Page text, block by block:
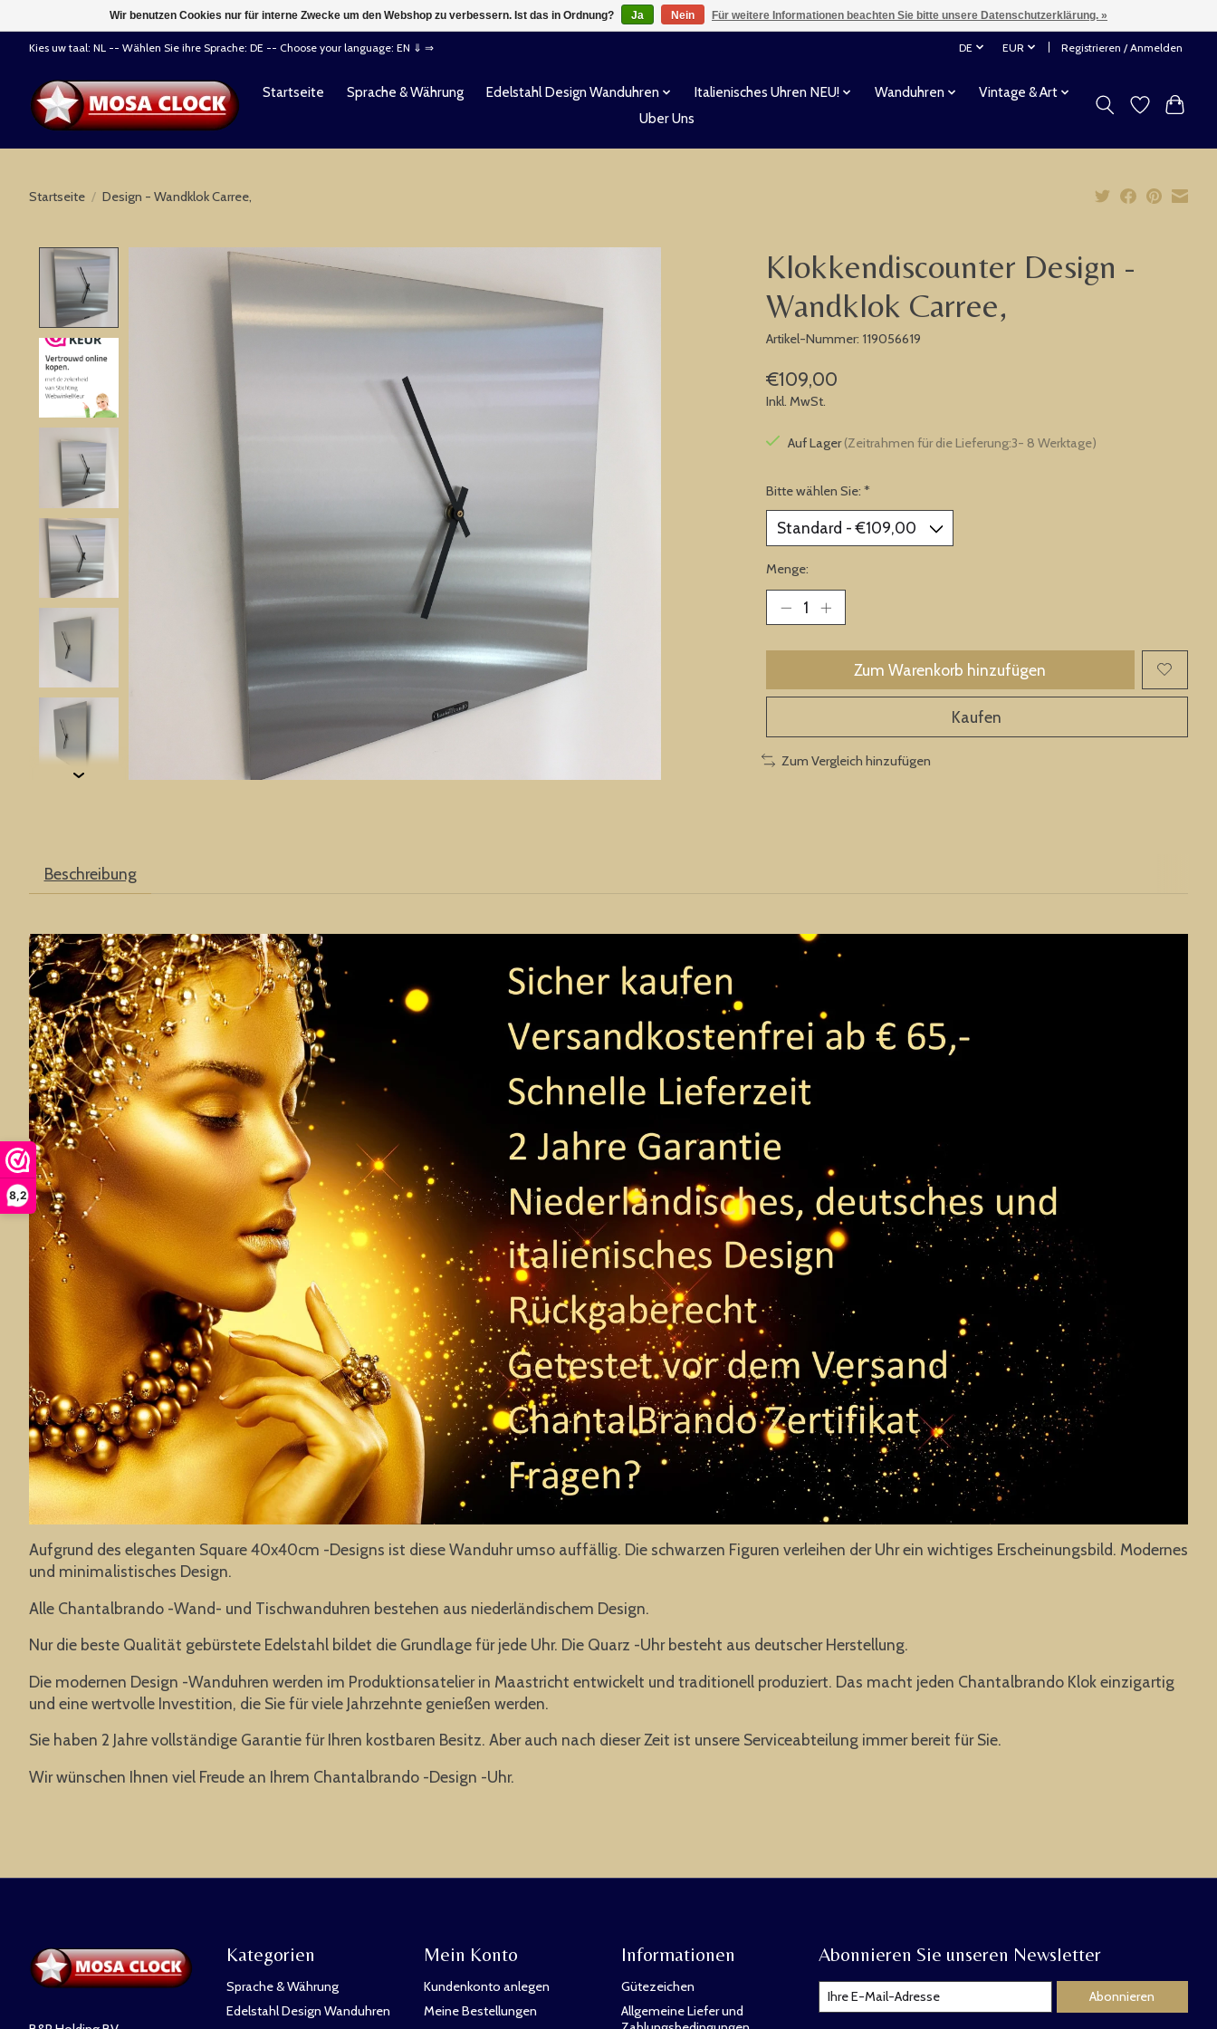
8,2
Kies uw taal: NL -- Wählen Sie ihre Sprache: DE -- Choose your language: EN ⇓ ⇒ DE EUR Registrieren / Anmelden
Startseite Sprache & Währung Edelstahl Design Wanduhren Italienisches Uhren NEU! Wanduhren
Vintage & Art
Uber Uns
Startseite / Design - Wandklok Carree,
Product image slideshow Items
Klokkendiscounter Design -
Wandklok Carree,
Artikel-Nummer: 119056619
€109,00
Inkl. MwSt.
Auf Lager(Zeitrahmen für die Lieferung:3- 8 Werktage)
Bitte wählen Sie: *
Menge:
Zum Warenkorb hinzufügen
Kaufen
Zum Vergleich hinzufügen
Beschreibung
Aufgrund des eleganten Square 40x40cm -Designs ist diese Wanduhr umso auffällig. Die schwarzen Figuren verleihen der Uhr ein wichtiges Erscheinungsbild. Modernes
und minimalistisches Design.
Alle Chantalbrando -Wand- und Tischwanduhren bestehen aus niederländischem Design.
Nur die beste Qualität gebürstete Edelstahl bildet die Grundlage für jede Uhr. Die Quarz -Uhr besteht aus deutscher Herstellung.
Die modernen Design -Wanduhren werden im Produktionsatelier in Maastricht entwickelt und traditionell produziert. Das macht jeden Chantalbrando Klok einzigartig
und eine wertvolle Investition, die Sie für viele Jahrzehnte genießen werden.
Sie haben 2 Jahre vollständige Garantie für Ihren kostbaren Besitz. Aber auch nach dieser Zeit ist unsere Serviceabteilung immer bereit für Sie.
Wir wünschen Ihnen viel Freude an Ihrem Chantalbrando -Design -Uhr.
Kategorien
Sprache & Währung
Edelstahl Design Wanduhren
Mein Konto
Kundenkonto anlegen
Meine Bestellungen
Informationen
Gütezeichen
Allgemeine Liefer und
Abonnieren Sie unseren Newsletter
Abonnieren
Wir benutzen Cookies nur für interne Zwecke um den Webshop zu verbessern. Ist das in Ordnung? Ja Nein Für weitere Informationen beachten Sie bitte unsere Datenschutzerklärung. »